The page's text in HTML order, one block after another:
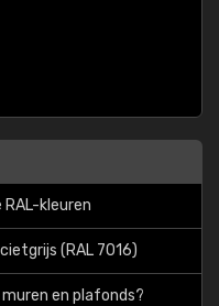
kleuren
(RAL 7016)
en plafonds?